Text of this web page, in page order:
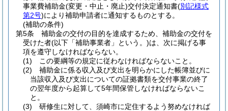
事業費補助金(変更・中止・廃止)交付決定通知書(別記様式
第2号)により補助申請者に通知するものとする。
(補助の条件)
第5条
補助金の交付の目的を達成するため、補助金の交付を
受けた者(以下「補助事業者」という。)は、次に掲げる事
項を遵守しなければならない。
(1)
この要綱等の規定に従わなければならないこと。
(2)
補助金に係る収入及び支出を明らかにした帳簿並びに
当該収入及び支出についての証拠書類を交付事業の終了
の翌年度から起算して5年間保管しなければならないこ
と。
(3)
研修生に対して、須崎市に定住するよう努めなければ